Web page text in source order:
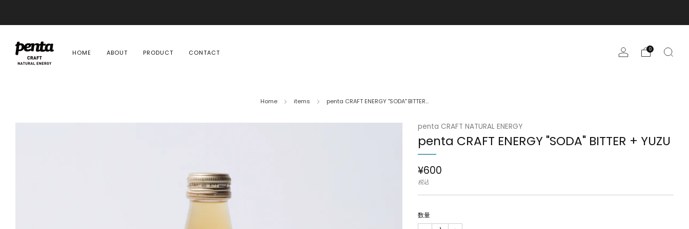
HOME ABOUT PRODUCT CONTACT 0
Home items penta CRAFT ENERGY "SODA" BITTER...
penta CRAFT NATURAL ENERGY
penta CRAFT ENERGY "SODA" BITTER + YUZU
通
常
価
格
¥600
税込
数量